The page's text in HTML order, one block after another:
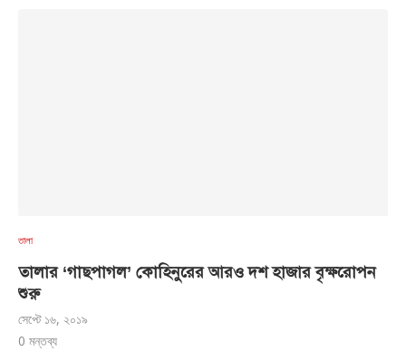
তালা
তালার ‘গাছপাগল’ কোহিনুরের আরও দশ হাজার বৃক্ষরোপন
শুরু
সেপ্টে ১৬, ২০১৯
0 মন্তব্য